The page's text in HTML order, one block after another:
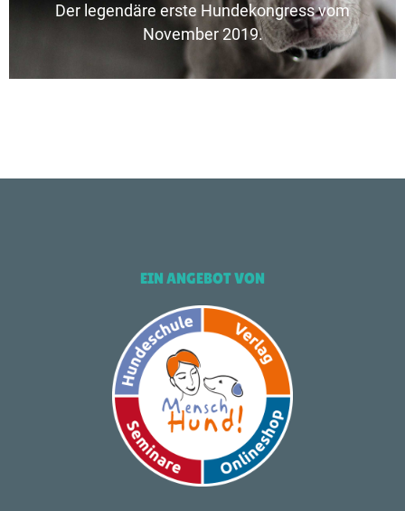
Der legendäre erste Hundekongress vom
November 2019.
Hundekongress
EIN ANGEBOT VON